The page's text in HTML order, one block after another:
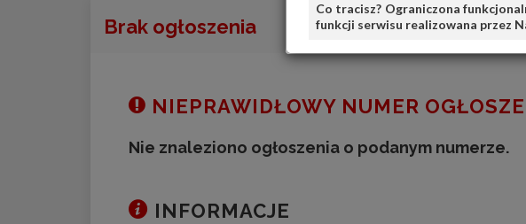
Co tracisz? Ograniczona
funkcji serwisu realizowana przez
Brak ogłoszenia
NIEPRAWIDŁOWY NUMER
Nie znaleziono ogłoszenia o podanym numerze.
INFORMACJE